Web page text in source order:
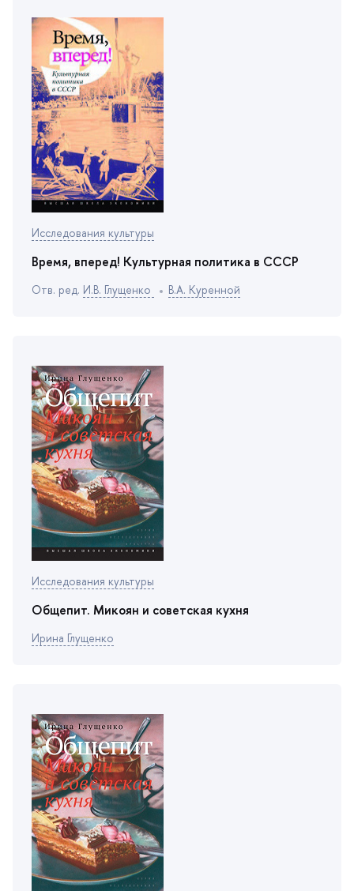
Исследования культуры
ремя, вперед! Культурная политика в СССР
Отв. ред. И.В. Глущенко .А. Куренной
Исследования культуры
Общепит. Микоян и советская кухня
Ирина Глущенко